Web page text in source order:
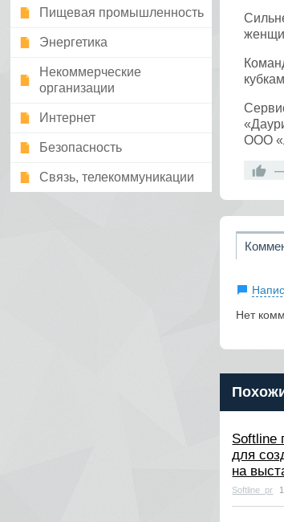
Пищевая промышленность
Энергетика
Некоммерческие
организации
Интернет
Безопасность
Связь, телекоммуникации
ООО
Нет
Softline
для
на
Softline_pr